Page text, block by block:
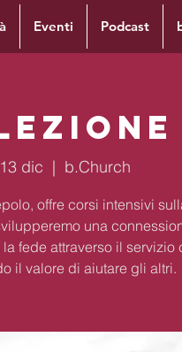
Eventi Podcast
dic
  |
b.Church
offre corsi intensivi
una
fede attraverso il servizio
il valore di aiutare gli altri.